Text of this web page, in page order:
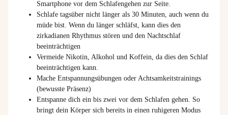
Smartphone vor dem Schlafengehen zur Seite.
Schlafe tagsüber nicht länger als 30 Minuten, auch wenn du
müde bist. Wenn du länger schläfst, kann dies den
zirkadianen Rhythmus stören und den Nachtschlaf
beeinträchtigen
Vermeide Nikotin, Alkohol und Koffein, da dies den Schlaf
beeinträchtigen kann.
Mache Entspannungsübungen oder Achtsamkeitstrainings
(bewusste Präsenz)
Entspanne dich ein bis zwei vor dem Schlafen gehen. So
bringt dein Körper sich bereits in einen ruhigeren Modus